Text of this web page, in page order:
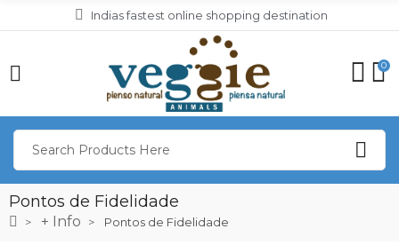
Indias fastest online shopping destination
0
Pontos de Fidelidade
+ Info Pontos de Fidelidade